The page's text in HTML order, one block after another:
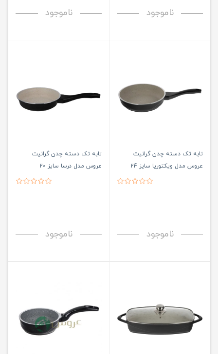
ناموجود ناموجود
تابه تک دسته چدن گرانیت
عروس مدل ویکتوریا سایز 24
ناموجود
تابه تک دسته چدن گرانیت
عروس مدل درسا سایز 20
ناموجود